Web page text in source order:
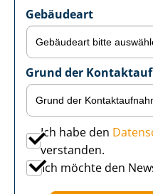
Gebäudeart
Grund der
Ich habe den
verstanden.
Ich möchte den